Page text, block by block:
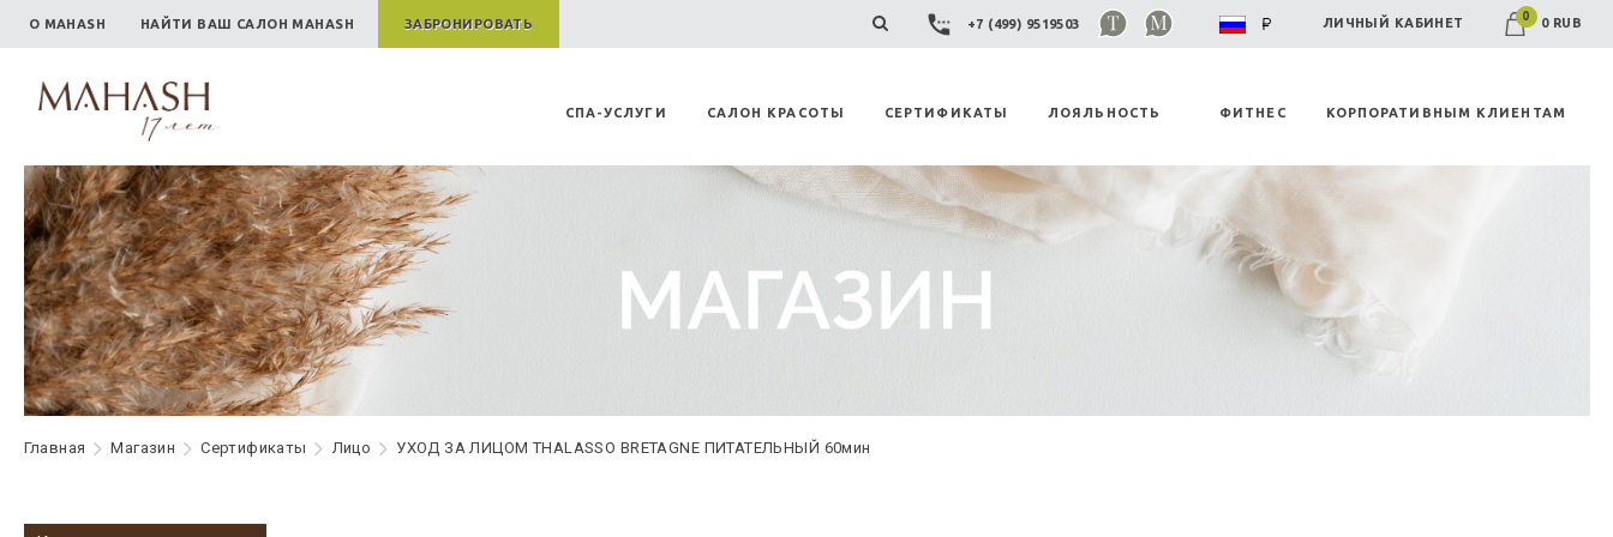
О MAHASH НАЙТИ ВАШ САЛОН MAHASH ЗАБРОНИРОВАТЬ +7 (499) 9519503 ЛИЧНЫЙ КАБИНЕТ 0 0 RUB
СПА-УСЛУГИ САЛОН КРАСОТЫ СЕРТИФИКАТЫ ЛОЯЛЬНОСТЬ ФИТНЕС КОРПОРАТИВНЫМ КЛИЕНТАМ
Главная Maгазин Сертификаты Лицо УХОД ЗА ЛИЦОМ THALASSO BRETAGNE ПИТАТЕЛЬНЫЙ 60мин